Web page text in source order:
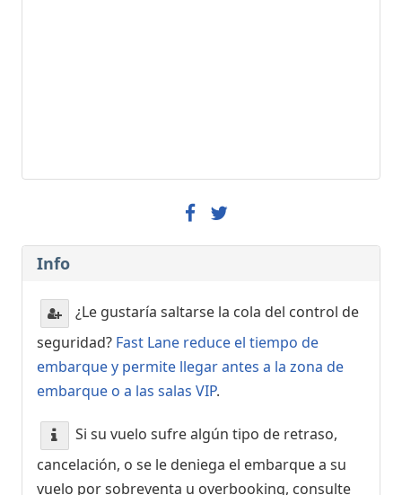
Info
¿Le gustaría saltarse la cola del control de
seguridad? Fast Lane reduce el tiempo de
embarque y permite llegar antes a la zona de
embarque o a las salas VIP.
Si su vuelo sufre algún tipo de retraso,
cancelación, o se le deniega el embarque a su
vuelo por sobreventa u overbooking, consulte